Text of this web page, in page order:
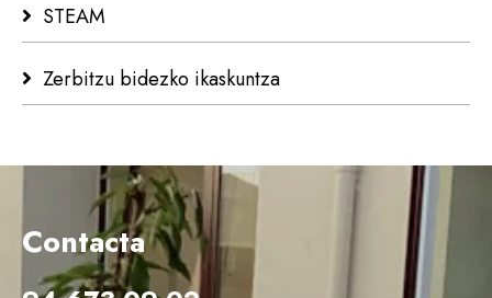
STEAM
Zerbitzu bidezko ikaskuntza
Contacta